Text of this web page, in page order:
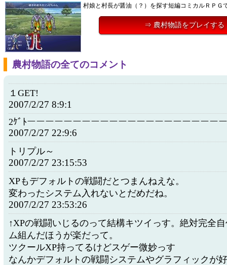
村娘と村長が醤油（？）を探す短編コミカルＲＰＧ
⇒ 農村物語をプレイする
農村物語の全てのコメント
１GET!
2007/2/27 8:9:1
2ｹﾞﾄーーーーーーーーーーーーーーーーーーーーー
2007/2/27 22:9:6
トリプル～
2007/2/27 23:15:53
XPもデフォルトの戦闘だとつまんねえな。
変わったシステム入れないとだめだね。
2007/2/27 23:53:26
↑XPの戦闘いじるのって結構キツイっす。絶対完全
ム組んだほうが楽だって。
ツクールXP持ってるけどスゲー微妙っす
なんかデフォルトの戦闘システムやグラフィックが